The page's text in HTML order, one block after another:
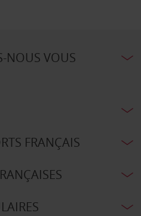
NOUS VOUS
FRANÇAIS